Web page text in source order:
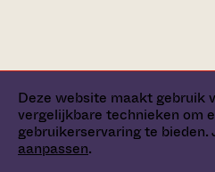
Deze website maakt gebruik
vergelijkbare technieken om
gebruikerservaring te bieden.
aanpassen.